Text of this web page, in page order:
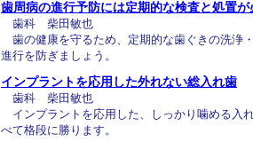
歯周病の進行予防には定期的な検査と処置が
歯科 柴田敏也
歯の健康を守るため、定期的な歯ぐきの洗浄
進行を防ぎましょう。
インプラントを応用した外れない総入れ歯
歯科 柴田敏也
インプラントを応用した、しっかり噛める入
べて格段に勝ります。